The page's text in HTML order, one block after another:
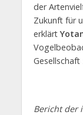
der
Zukunft für
erklärt
Bericht der